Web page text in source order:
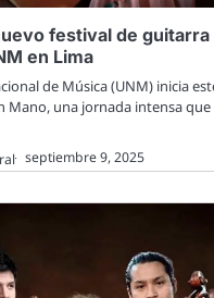
festival de guitarra
en Lima
de Música (UNM) inicia
Mano, una jornada intensa
septiembre 9, 2025